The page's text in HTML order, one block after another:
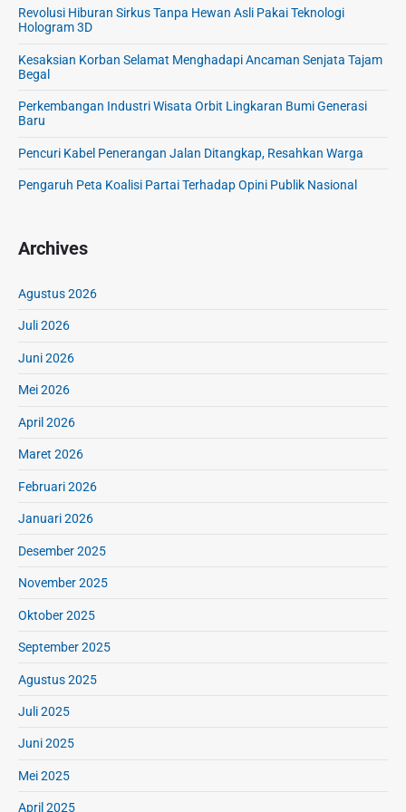
Revolusi Hiburan Sirkus Tanpa Hewan Asli Pakai Teknologi
Hologram 3D
Kesaksian Korban Selamat Menghadapi Ancaman Senjata Tajam
Begal
Perkembangan Industri Wisata Orbit Lingkaran Bumi Generasi
Baru
Pencuri Kabel Penerangan Jalan Ditangkap, Resahkan Warga
Pengaruh Peta Koalisi Partai Terhadap Opini Publik Nasional
Archives
Agustus 2026
Juli 2026
Juni 2026
Mei 2026
April 2026
Maret 2026
Februari 2026
Januari 2026
Desember 2025
November 2025
Oktober 2025
September 2025
Agustus 2025
Juli 2025
Juni 2025
Mei 2025
April 2025